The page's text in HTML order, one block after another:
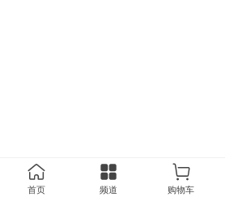
首页 频道 购物车